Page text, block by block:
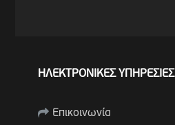
ΗΛΕΚΤΡΟΝΙΚΕΣ ΥΠΗΡΕΣΙΕΣ
Επικοινωνία